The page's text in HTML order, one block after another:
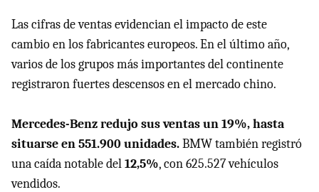
Las cifras de ventas evidencian el impacto de este
cambio en los fabricantes europeos. En el último año,
varios de los grupos más importantes del continente
registraron fuertes descensos en el mercado chino.
Mercedes-Benz redujo sus ventas un 19%, hasta
situarse en 551.900 unidades.BMW también registró
una caída notable del12,5%, con 625.527 vehículos
vendidos.